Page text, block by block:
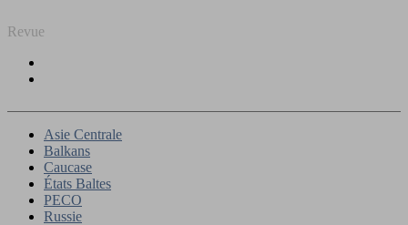
Revue
Asie Centrale
Balkans
Caucase
États Baltes
PECO
Russie